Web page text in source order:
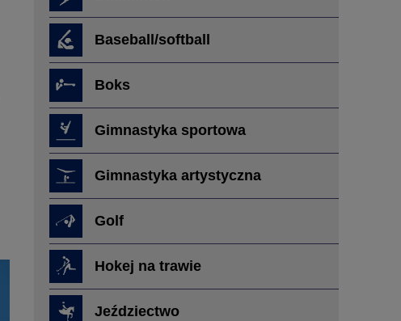
Baseball/softball
Boks
Gimnastyka sportowa
Gimnastyka artystyczna
Golf
Hokej na trawie
Jeździectwo